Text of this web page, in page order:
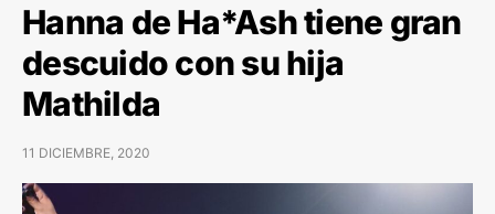
Hanna de Ha*Ash tiene gran
descuido con su hija
Mathilda
11 DICIEMBRE, 2020